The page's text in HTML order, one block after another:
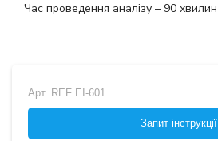
Час проведення аналізу – 90 хвилин
Арт. REF EI-601
Запит інструкції